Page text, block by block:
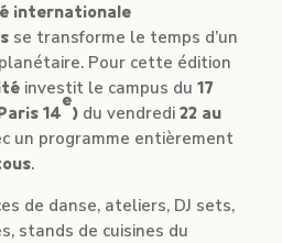
internationale
se transforme le temps d’un
Pour cette édition
investit le campus du 17
14
e
) du vendredi 22 au
un programme entièrement
.
de danse, ateliers, DJ sets,
stands de cuisines du